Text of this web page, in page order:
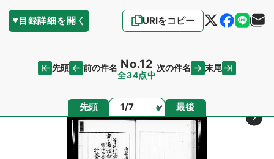
目録詳細を開く URIをコピー
先頭 前の件名 No.12
全34点中
次の件名 末尾
先頭 ページ 最後